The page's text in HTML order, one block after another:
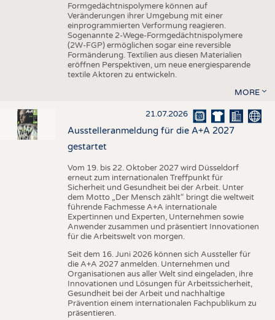
Formgedächtnispolymere können auf
Veränderungen ihrer Umgebung mit einer
einprogrammierten Verformung reagieren.
Sogenannte 2-Wege-Formgedächtnispolymere
(2W-FGP) ermöglichen sogar eine reversible
Formänderung. Textilien aus diesen Materialien
eröffnen Perspektiven, um neue energiesparende
textile Aktoren zu entwickeln.
MORE
21.07.2026
Ausstelleranmeldung für die A+A 2027
gestartet
Vom 19. bis 22. Oktober 2027 wird Düsseldorf
erneut zum internationalen Treffpunkt für
Sicherheit und Gesundheit bei der Arbeit. Unter
dem Motto „Der Mensch zählt“ bringt die weltweit
führende Fachmesse A+A internationale
Expertinnen und Experten, Unternehmen sowie
Anwender zusammen und präsentiert Innovationen
für die Arbeitswelt von morgen.
Seit dem 16. Juni 2026 können sich Aussteller für
die A+A 2027 anmelden. Unternehmen und
Organisationen aus aller Welt sind eingeladen, ihre
Innovationen und Lösungen für Arbeitssicherheit,
Gesundheit bei der Arbeit und nachhaltige
Prävention einem internationalen Fachpublikum zu
präsentieren.